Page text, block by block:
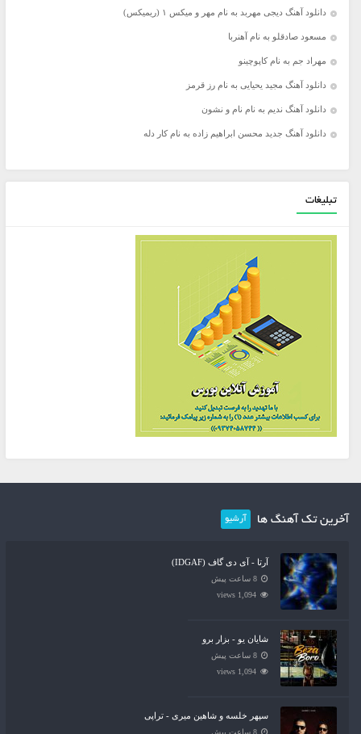
دانلود آهنگ دیجی مهربد به نام مهر و میکس ۱ (ریمیکس)
مسعود صادقلو به نام آهنربا
مهراد جم به نام کاپوچینو
دانلود آهنگ مجید یحیایی به نام رز قرمز
دانلود آهنگ ندیم به نام نام و نشون
دانلود آهنگ جدید محسن ابراهیم زاده به نام کار دله
تبلیغات
آخرین تک آهنگ ها آرشیو
آرتا - آی دی گاف (IDGAF)
8 ساعت پیش
1,094 views
شایان یو - بزار برو
8 ساعت پیش
1,094 views
سپهر خلسه و شاهین میری - تراپی
8 ساعت پیش